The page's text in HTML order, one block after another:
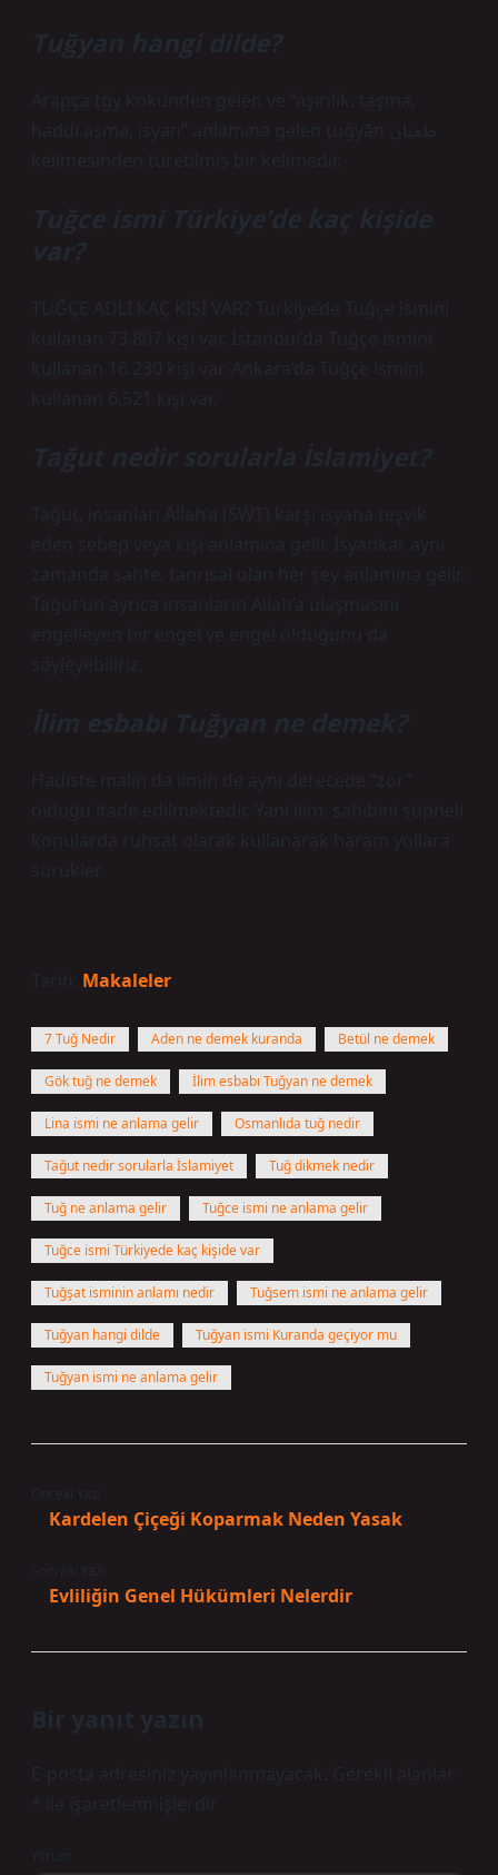
Tuğyan hangi dilde?
Arapça ṭġy kökünden gelen ve “aşırılık, taşma,
haddi aşma, isyan” anlamına gelen ṭuġyān طغيان
kelimesinden türetilmiş bir kelimedir.
Tuğce ismi Türkiye’de kaç kişide
var?
TUĞÇE ADLI KAÇ KİŞİ VAR? Türkiye’de Tuğçe ismini
kullanan 73.807 kişi var. İstanbul’da Tuğçe ismini
kullanan 16.230 kişi var. Ankara’da Tuğçe ismini
kullanan 6.521 kişi var.
Tağut nedir sorularla İslamiyet?
Tağut, insanları Allah’a (SWT) karşı isyana teşvik
eden sebep veya kişi anlamına gelir. İsyankar aynı
zamanda sahte, tanrısal olan her şey anlamına gelir.
Tağut’un ayrıca insanların Allah’a ulaşmasını
engelleyen bir engel ve engel olduğunu da
söyleyebiliriz.
İlim esbabı Tuğyan ne demek?
Hadiste malın da ilmin de aynı derecede “zor”
olduğu ifade edilmektedir. Yani ilim, sahibini şüpheli
konularda ruhsat olarak kullanarak haram yollara
sürükler.
Tarih: Makaleler
7 Tuğ Nedir Aden ne demek kuranda Betül ne demek
Gök tuğ ne demek İlim esbabı Tuğyan ne demek
Lina ismi ne anlama gelir Osmanlıda tuğ nedir
Tağut nedir sorularla İslamiyet Tuğ dikmek nedir
Tuğ ne anlama gelir Tuğce ismi ne anlama gelir
Tuğce ismi Türkiyede kaç kişide var
Tuğşat isminin anlamı nedir Tuğsem ismi ne anlama gelir
Tuğyan hangi dilde Tuğyan ismi Kuranda geçiyor mu
Tuğyan ismi ne anlama gelir
Kardelen Çiçeği Koparmak Neden Yasak
Evliliğin Genel Hükümleri Nelerdir
Bir yanıt yazın
E-posta adresiniz yayınlanmayacak.
Gerekli alanlar
ile işaretlenmişlerdir